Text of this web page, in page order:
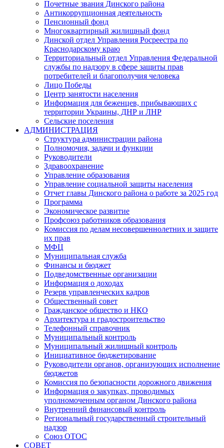
Почетные звания Динского района
Антикоррупционная деятельность
Пенсионный фонд
Многоквартирный жилищный фонд
Динской отдел Управления Росреестра по
Краснодарскому краю
Территориальный отдел Управления Федеральной
службы по надзору в сфере защиты прав
потребителей и благополучия человека
Лицо Победы
Центр занятости населения
Информация для беженцев, прибывающих с
территории Украины, ДНР и ЛНР
Сельские поселения
АДМИНИСТРАЦИЯ
Структура администрации района
Полномочия, задачи и функции
Руководители
Здравоохранение
Управление образования
Управление социальной защиты населения
Отчет главы Динского района о работе за 2025 год
Программа
Экономическое развитие
Профсоюз работников образования
Комиссия по делам несовершеннолетних и защите
их прав
МФЦ
Муниципальная служба
Финансы и бюджет
Подведомственные организации
Информация о доходах
Резерв управленческих кадров
Общественный совет
Гражданское общество и НКО
Архитектура и градостроительство
Телефонный справочник
Муниципальный контроль
Муниципальный жилищный контроль
Инициативное бюджетирование
Руководители органов, организующих исполнение
бюджетов
Комиссия по безопасности дорожного движения
Информация о закупках, проводимых
уполномоченным органом Динского района
Внутренний финансовый контроль
Региональный государственный строительный
надзор
Союз ОТОС
СОВЕТ